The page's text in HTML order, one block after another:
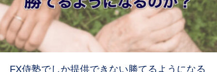
FX侍塾でしか提供できない勝てるようになる